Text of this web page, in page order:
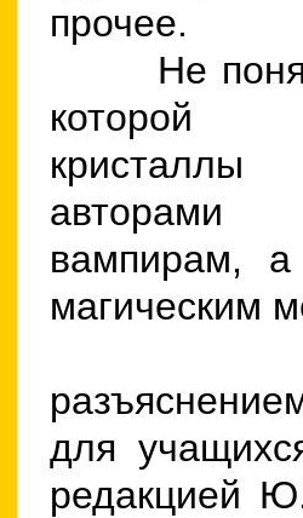
прочее.
Не
которой
авторами
вампирам,
магическим
для
редакцией